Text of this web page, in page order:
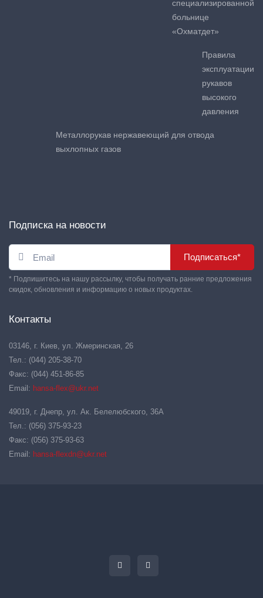
специализированной
больнице
«Охматдет»
Правила
эксплуатации
рукавов
высокого
давления
Металлорукав нержавеющий для отвода
выхлопных газов
Подписка на новости
Подписаться*
* Подпишитесь на нашу рассылку, чтобы получать ранние предложения
скидок, обновления и информацию о новых продуктах.
Контакты
03146, г. Киев, ул. Жмеринская, 26
Тел.: (044) 205-38-70
Факс: (044) 451-86-85
Email: hansa-flex@ukr.net
49019, г. Днепр, ул. Ак. Белелюбского, 36А
Тел.: (056) 375-93-23
Факс: (056) 375-93-63
Email: hansa-flexdn@ukr.net